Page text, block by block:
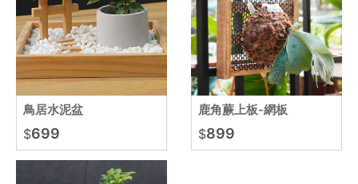
鳥居水泥盆
$699
鹿角蕨上板-網板
$899